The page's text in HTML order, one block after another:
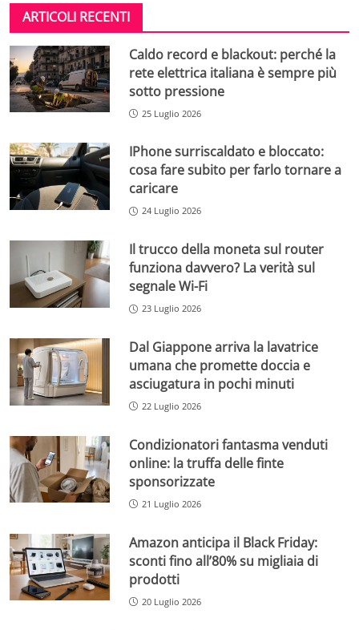
ARTICOLI RECENTI
Caldo record e blackout: perché la
rete elettrica italiana è sempre più
sotto pressione
25 Luglio 2026
IPhone surriscaldato e bloccato:
cosa fare subito per farlo tornare a
caricare
24 Luglio 2026
Il trucco della moneta sul router
funziona davvero? La verità sul
segnale Wi-Fi
23 Luglio 2026
Dal Giappone arriva la lavatrice
umana che promette doccia e
asciugatura in pochi minuti
22 Luglio 2026
Condizionatori fantasma venduti
online: la truffa delle finte
sponsorizzate
21 Luglio 2026
Amazon anticipa il Black Friday:
sconti fino all’80% su migliaia di
prodotti
20 Luglio 2026